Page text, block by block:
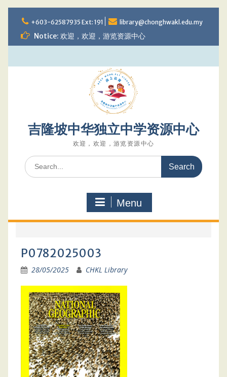
to
content
+603-62587935 Ext: 191 library@chonghwakl.edu.my
Notice: 欢迎，欢迎，游览资源中心
吉隆坡中华独立中学资源中心
欢迎，欢迎，游览资源中心
Search
for:
Menu
P0782025003
28/05/2025 CHKL Library